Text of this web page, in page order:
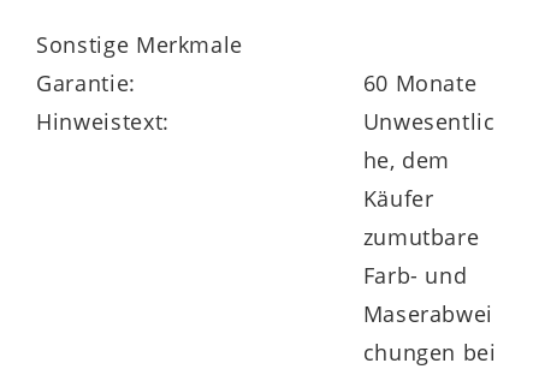
Jahre Herstellergarantie.
Sonstige Merkmale
Garantie:
60 Monate
Hinweistext:
Unwesentlic
he, dem
Käufer
zumutbare
Farb- und
Maserabwei
chungen bei